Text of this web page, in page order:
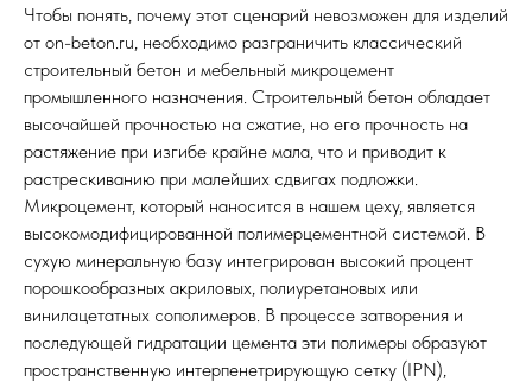
Чтобы понять, почему этот сценарий невозможен для изделий
от on-beton.ru, необходимо разграничить классический
строительный бетон и мебельный микроцемент
промышленного назначения. Строительный бетон обладает
высочайшей прочностью на сжатие, но его прочность на
растяжение при изгибе крайне мала, что и приводит к
растрескиванию при малейших сдвигах подложки.
Микроцемент, который наносится в нашем цеху, является
высокомодифицированной полимерцементной системой. В
сухую минеральную базу интегрирован высокий процент
порошкообразных акриловых, полиуретановых или
винилацетатных сополимеров. В процессе затворения и
последующей гидратации цемента эти полимеры образуют
пространственную интерпенетрирующую сетку (IPN),